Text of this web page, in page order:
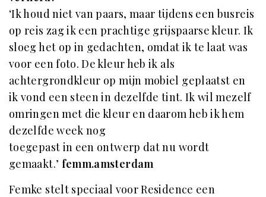
‘Ik houd niet van paars, maar tijdens een busreis
op reis zag ik een prachtige grijspaarse kleur. Ik
sloeg het op in gedachten, omdat ik te laat was
voor een foto. De kleur heb ik als
achtergrondkleur op mijn mobiel geplaatst en
ik vond een steen in dezelfde tint. Ik wil mezelf
omringen met die kleur en daarom heb ik hem
dezelfde week nog
toegepast in een ontwerp dat nu wordt
gemaakt.’ femm.amsterdam
Femke stelt speciaal voor Residence een